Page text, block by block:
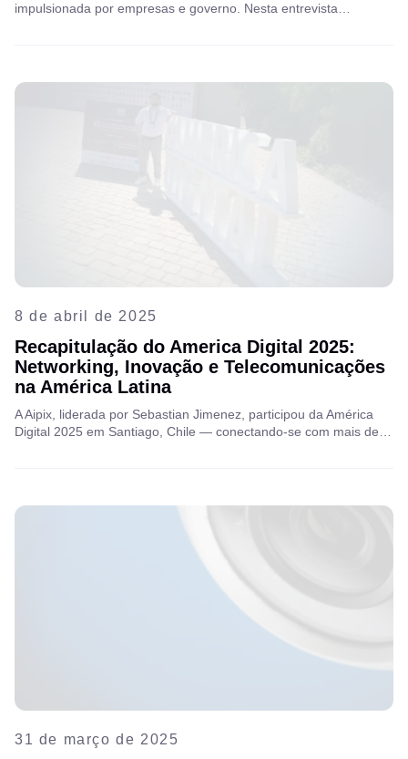
impulsionada por empresas e governo. Nesta entrevista
8 de abril de 2025
Recapitulação do America Digital 2025:
Networking, Inovação e Telecomunicações
na América Latina
A Aipix, liderada por Sebastian Jimenez, participou da América
Digital 2025 em Santiago, Chile — conectando-se com mais de
31 de março de 2025